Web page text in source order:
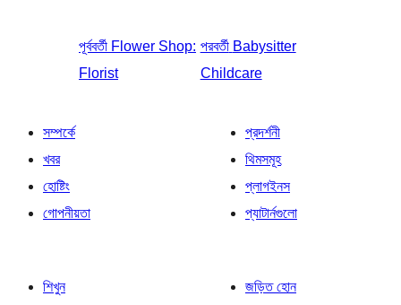
পূর্ববর্তী Flower Shop:
Florist
পরবর্তী Babysitter
Childcare
সম্পর্কে
খবর
হোষ্টিং
গোপনীয়তা
প্রদর্শনী
থিমসমূহ
প্লাগইনস
প্যাটার্নগুলো
শিখুন
জড়িত হোন